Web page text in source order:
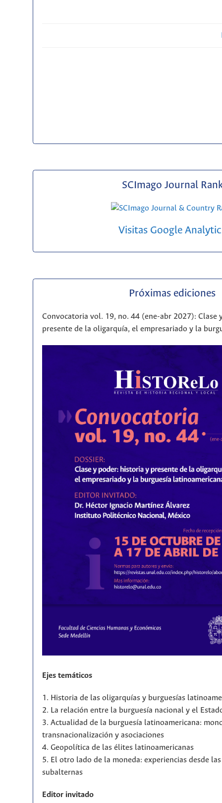
SCImago Journal
Visitas Google
Próximas ediciones
Convocatoria vol. 19, no. 44 (ene-abr 2027): Clase
presente de la oligarquía, el empresariado y la
Ejes temáticos
1. Historia de las oligarquías y burguesías
2. La relación entre la burguesía nacional y el
3. Actualidad de la burguesía latinoamericana:
transnacionalización y asociaciones
4. Geopolítica de las élites latinoamericanas
5. El otro lado de la moneda: experiencias desde
subalternas
Editor invitado